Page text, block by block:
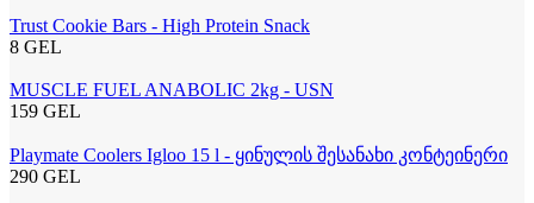
Trust Cookie Bars - High Protein Snack
8 GEL
MUSCLE FUEL ANABOLIC 2kg - USN
159 GEL
Playmate Coolers Igloo 15 l - ყინულის შესანახი კონტეინერი
290 GEL